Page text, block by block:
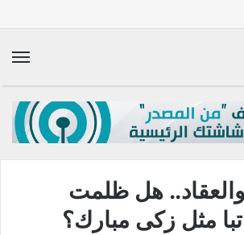
هل ظلمت
مثل زكى مبارك؟